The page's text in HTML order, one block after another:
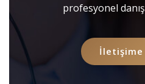
profesyonel
İletişime